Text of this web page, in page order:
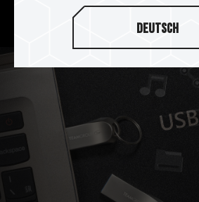
Deutsch